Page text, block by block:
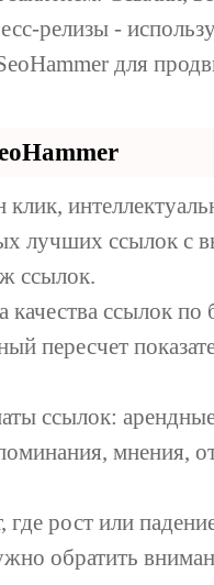
релизы -
для
лучших ссылок с
ссылок.
ссылок по
пересчет
ссылок:
мнения,
рост или
обратить